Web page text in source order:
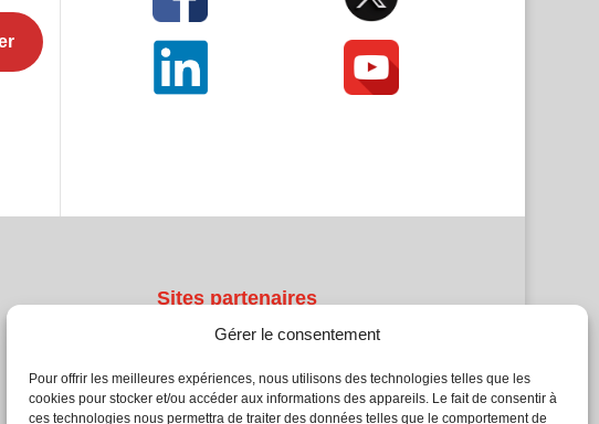
Gérer le consentement
Pour offrir les meilleures expériences, nous utilisons des technologies telles que les
cookies pour stocker et/ou accéder aux informations des appareils. Le fait de consentir à
ces technologies nous permettra de traiter des données telles que le comportement de
Sites partenaires
Atrium Patrimoine
Kiosque 21